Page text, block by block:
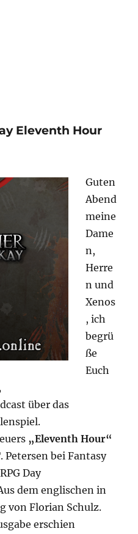
Eleventh Hour
Guten
Abend
meine
Dame
n,
Herre
n und
Xenos
, ich
begrü
ße
Euch
über das
„Eleventh Hour“
Petersen bei Fantasy
Day
dem englischen in
von Florian Schulz.
erschien